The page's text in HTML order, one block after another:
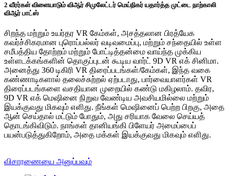
2 வீரர்கள் விளையாடும் விஆர் சிமுலேட்டர் மெய்நிகர் யதார்த்த முட்டை நாற்காலி
விஆர் பாட்ஸ்
சிறந்த மற்றும் உயர்தர VR கேம்கள், அசத்தலான பிரத்யேக
கவர்ச்சிகரமான புரொப்பல்லர் வடிவமைப்பு, மற்றும் சந்தையில் உள்ள
சமீபத்திய தோற்றம் மற்றும் போட்டித்தன்மை வாய்ந்த முக்கிய
உள்ளடக்கங்களின் தொகுப்புடன் கூடிய வார்ட் 9D VR எக் சினிமா.
அனைத்து 360 டிகிரி VR திரைப்படங்கள்/கேம்கள், இந்த வகை
கண்ணாடிகளால் தலைச்சுற்றல் ஏற்படாது, பார்வையாளர்கள் VR
திரைப்படங்களை வசதியான முறையில் கண்டு மகிழலாம். தவிர,
9D VR எக் மெஷினை நிறுவ வேண்டிய அவசியமில்லை மற்றும்
இயக்குவது மிகவும் எளிது. நீங்கள் மெஷினைப் பெற்ற பிறகு, அதை
ஆன் செய்தால் மட்டும் போதும், அது சரியாக வேலை செய்யத்
தொடங்கிவிடும். நாங்கள் தானியங்கி பிளேயர் அமைப்பைப்
பயன்படுத்துகிறோம், அதை மக்கள் இயக்குவது மிகவும் எளிது.
விசாரணையை அனுப்பவும்